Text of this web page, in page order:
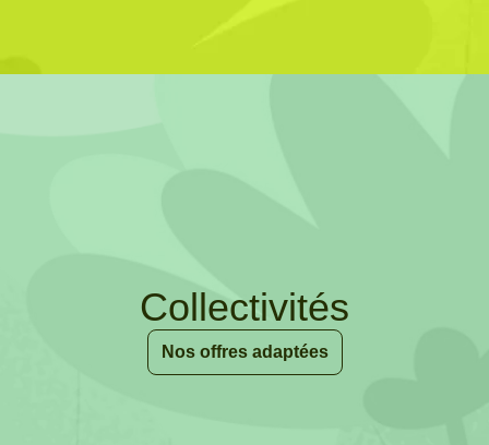
Collectivités
Nos offres adaptées